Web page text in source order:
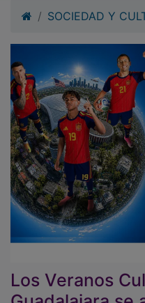
Los Veranos
Guadalajara se